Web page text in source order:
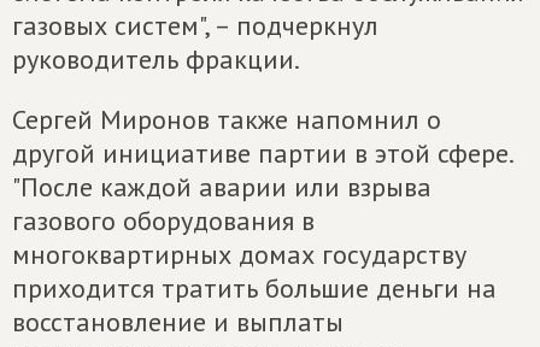
газовых систем", – подчеркнул
руководитель фракции.
Сергей Миронов также напомнил о
другой инициативе партии в этой сфере.
"После каждой аварии или взрыва
газового оборудования в
многоквартирных домах государству
приходится тратить большие деньги на
восстановление и выплаты